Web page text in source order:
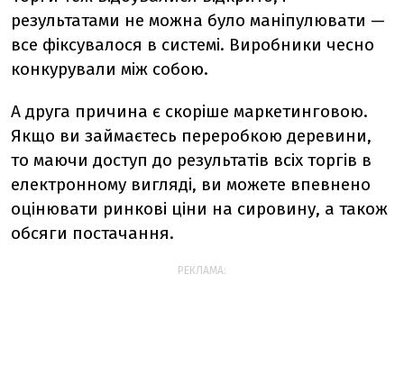
результатами не можна було маніпулювати —
все фіксувалося в системі. Виробники чесно
конкурували між собою.
А друга причина є скоріше маркетинговою.
Якщо ви займаєтесь переробкою деревини,
то маючи доступ до результатів всіх торгів в
електронному вигляді, ви можете впевнено
оцінювати ринкові ціни на сировину, а також
обсяги постачання.
РЕКЛАМА: